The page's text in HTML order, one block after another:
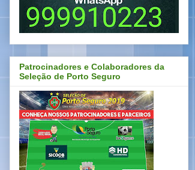
Patrocinadores e Colaboradores da
Seleção de Porto Seguro